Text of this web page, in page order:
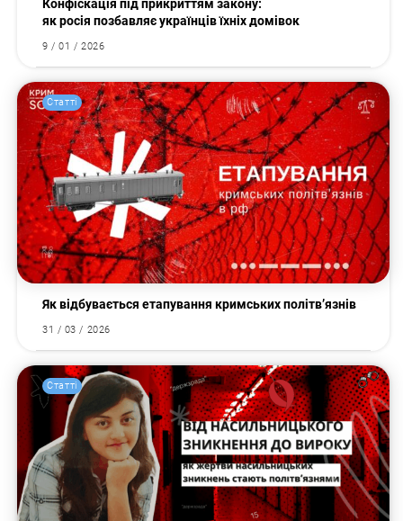
Конфіскація під прикриттям закону:
як росія позбавляє українців їхніх домівок
9 / 01 / 2026
Статті
Як відбувається етапування кримських політв’язнів
31 / 03 / 2026
Статті